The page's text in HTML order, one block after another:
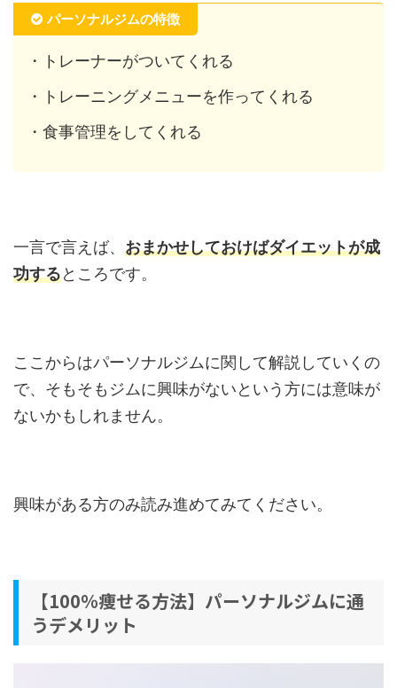
パーソナルジムの特徴
・トレーナーがついてくれる
・トレーニングメニューを作ってくれる
・食事管理をしてくれる
一言で言えば、 おまかせしておけばダイエットが成
功するところです。
ここからはパーソナルジムに関して解説していくの
で、そもそもジムに興味がないという方には意味が
ないかもしれません。
興味がある方のみ読み進めてみてください。
【100％痩せる方法】パーソナルジムに通
うデメリット